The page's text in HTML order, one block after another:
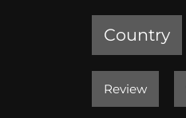
Country
Review